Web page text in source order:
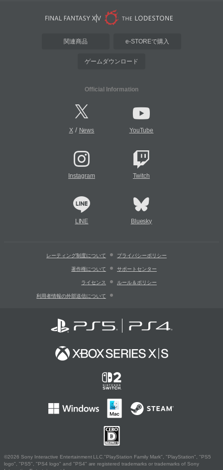
関連商品 e-STOREで購入
ゲームダウンロード
Official Information
X/ News YouTube
Instagram Twitch
LINE Bluesky
レーティング制度について プライバシーポリシー
著作権について サポートセンター
ライセンス ルール＆ポリシー
利用者情報の外部送信について
©2026 Sony Interactive Entertainment LLC."PlayStation Family Mark", "PlayStation", "PS5
logo", "PS5", "PS4 logo" and "PS4" are registered trademarks or trademarks of Sony